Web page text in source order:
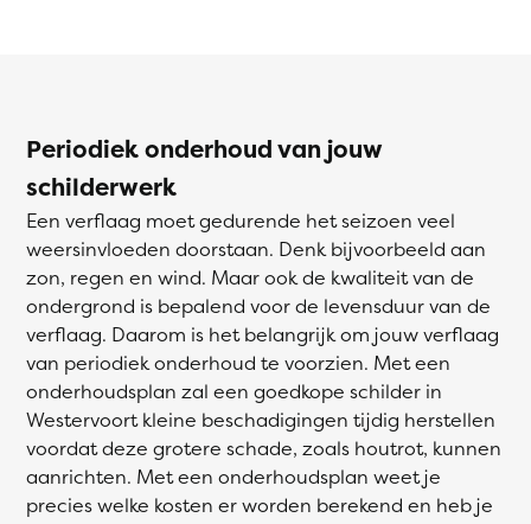
Periodiek onderhoud van jouw
schilderwerk
Een verflaag moet gedurende het seizoen veel
weersinvloeden doorstaan. Denk bijvoorbeeld aan
zon, regen en wind. Maar ook de kwaliteit van de
ondergrond is bepalend voor de levensduur van de
verflaag. Daarom is het belangrijk om jouw verflaag
van periodiek onderhoud te voorzien. Met een
onderhoudsplan zal een goedkope schilder in
Westervoort kleine beschadigingen tijdig herstellen
voordat deze grotere schade, zoals houtrot, kunnen
aanrichten. Met een onderhoudsplan weet je
precies welke kosten er worden berekend en heb je